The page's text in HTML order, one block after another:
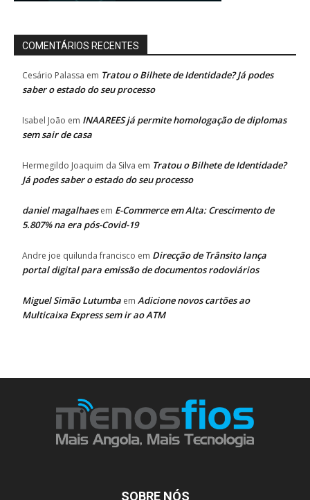
COMENTÁRIOS RECENTES
Cesário Palassa em Tratou o Bilhete de Identidade? Já podes
saber o estado do seu processo
Isabel João em INAAREES já permite homologação de diplomas
sem sair de casa
Hermegildo Joaquim da Silva em Tratou o Bilhete de Identidade?
Já podes saber o estado do seu processo
daniel magalhaesem E-Commerce em Alta: Crescimento de
5.807% na era pós-Covid-19
Andre joe quilunda francisco em Direcção de Trânsito lança
portal digital para emissão de documentos rodoviários
Miguel Simão Lutumba em Adicione novos cartões ao
Multicaixa Express sem ir ao ATM
SOBRE NÓS